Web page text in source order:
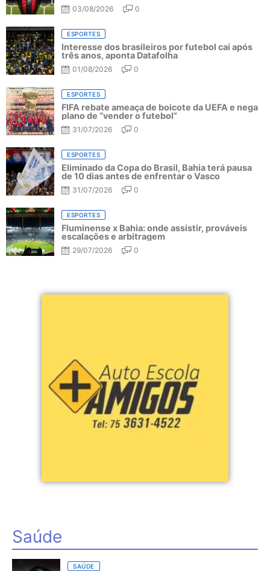
03/08/2026 0
ESPORTES
Interesse dos brasileiros por futebol cai após
três anos, aponta Datafolha
01/08/2026 0
ESPORTES
FIFA rebate ameaça de boicote da UEFA e nega
plano de “vender o futebol”
31/07/2026 0
ESPORTES
Eliminado da Copa do Brasil, Bahia terá pausa
de 10 dias antes de enfrentar o Vasco
31/07/2026 0
ESPORTES
Fluminense x Bahia: onde assistir, prováveis
escalações e arbitragem
29/07/2026 0
Saúde
SAÚDE